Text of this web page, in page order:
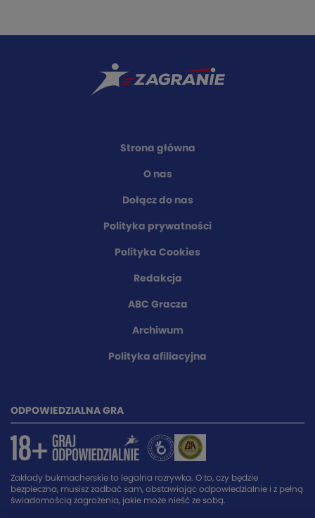
Strona główna
O nas
Dołącz do nas
Polityka prywatności
Polityka Cookies
Redakcja
ABC Gracza
Archiwum
Polityka afiliacyjna
ODPOWIEDZIALNA GRA
Zakłady bukmacherskie to legalna rozrywka. O to, czy będzie
bezpieczna, musisz zadbać sam, obstawiając odpowiedzialnie i z pełną
świadomością zagrożenia, jakie może nieść ze sobą.